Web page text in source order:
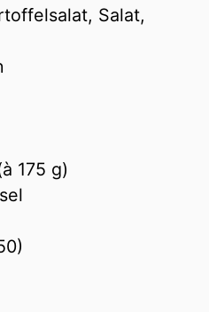
Salat,
175 g)